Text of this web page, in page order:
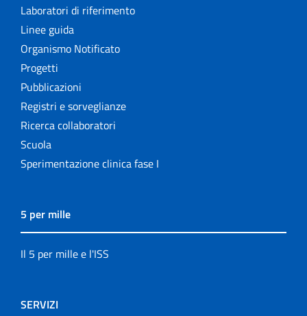
Laboratori di riferimento
Linee guida
Organismo Notificato
Progetti
Pubblicazioni
Registri e sorveglianze
Ricerca collaboratori
Scuola
Sperimentazione clinica fase I
5 per mille
Il 5 per mille e l'ISS
SERVIZI